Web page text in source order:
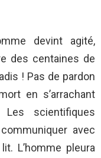
devint agité,
des centaines de
! Pas de pardon
en s’arrachant
scientifiques
avec
L’homme pleura